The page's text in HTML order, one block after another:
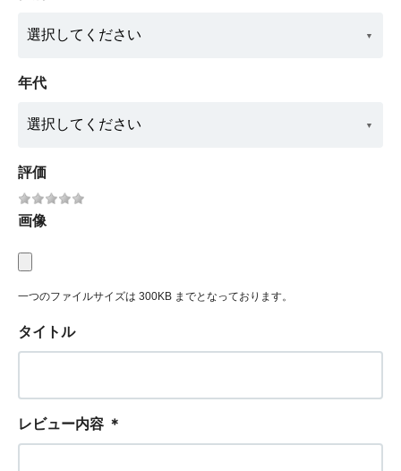
年代
評価
画像
一つのファイルサイズは 300KB までとなっております。
タイトル
レビュー内容 ＊